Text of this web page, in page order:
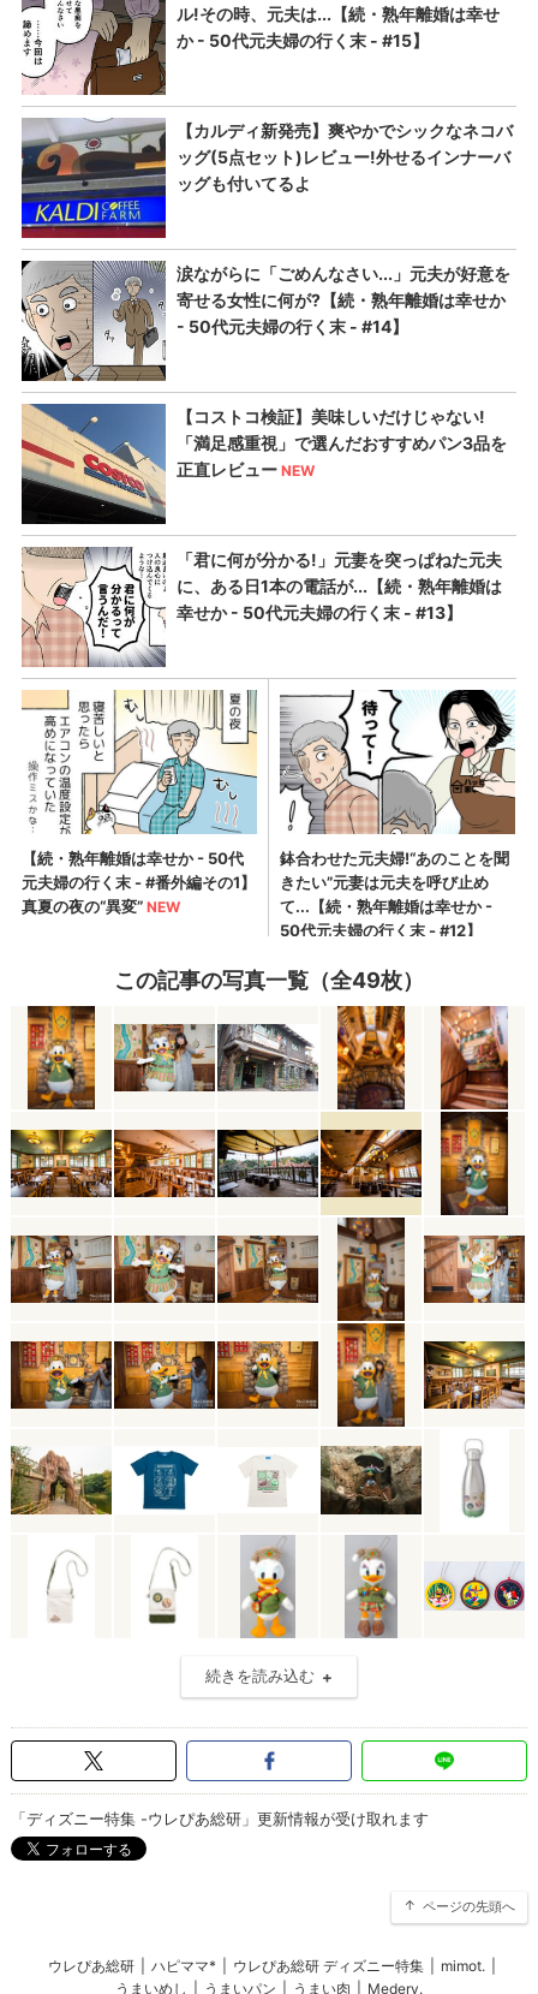
この記事の写真一覧（全49枚）
続きを読み込む
「ディズニー特集 -ウレぴあ総研」更新情報が受け取れます
ページの先頭へ
ウレぴあ総研 ハピママ* ウレぴあ総研 ディズニー特集 mimot.
うまいめし
うまいパン うまい肉 Medery.